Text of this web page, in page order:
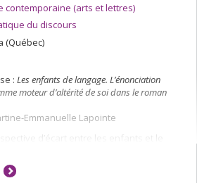
contemporaine (arts et lettres)
du discours
(Québec)
: Les enfants de langage. L’énonciation
moteur d’altérité de soi dans le roman
Emmanuelle Lapointe
d’écart entre les enfants et le
je souhaite observer, dans un
québécois réunissant enfance et
le lien entre l’identité et la